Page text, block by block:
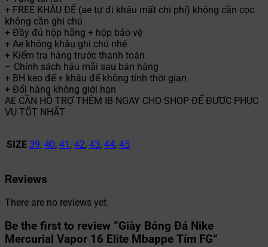
+ FREE KHÂU ĐẾ (ae tự đi khâu mất chi phí) không cần cọc
không cần ghi chú
+ Đầy đủ hộp hãng + hộp bảo vệ
+ Ae không khâu ghi chú nhé
+ Kiểm tra hàng trước thanh toán
– Chính sách hậu mãi sau bán hàng
+ BH keo đế + khâu đế không tính thời gian
+ Đổi hàng không giới hạn
AE CẦN HỖ TRỢ THÊM IB NGAY CHO SHOP ĐỂ ĐƯỢC PHỤC
VỤ TỐT NHẤT
SIZE 39, 40, 41 , 42, 43, 44, 45
Reviews
There are no reviews yet.
Be the first to review “Giày Bóng Đá Nike
Mercurial Vapor 16 Elite Mbappe Tím FG”